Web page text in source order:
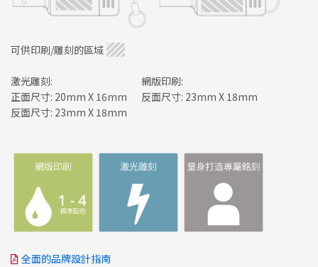
可供印刷/雕刻的區域
激光雕刻:
正面尺寸: 20mm X 16mm
反面尺寸: 23mm X 18mm
網版印刷:
反面尺寸: 23mm X 18mm
全面的品牌設計指南